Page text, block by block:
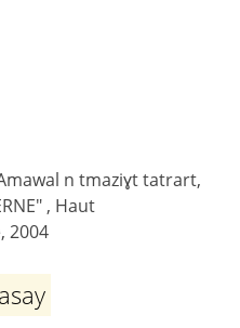
n tmaziɣt tatrart,
, Haut
2004